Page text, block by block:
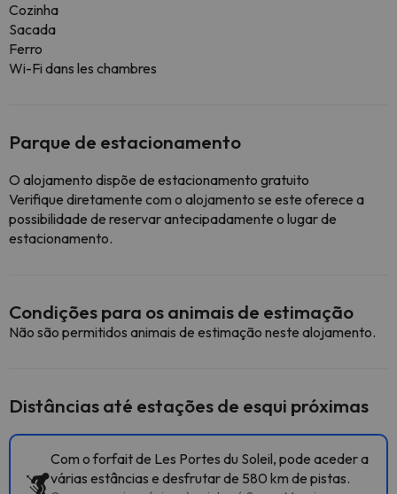
Cozinha
Sacada
Ferro
Wi-Fi dans les chambres
Parque de estacionamento
O alojamento dispõe de estacionamento gratuito
Verifique diretamente com o alojamento se este oferece a
possibilidade de reservar antecipadamente o lugar de
estacionamento.
Condições para os animais de estimação
Não são permitidos animais de estimação neste alojamento.
Distâncias até estações de esqui próximas
Com o forfait de Les Portes du Soleil, pode aceder a
várias estâncias e desfrutar de 580 km de pistas.